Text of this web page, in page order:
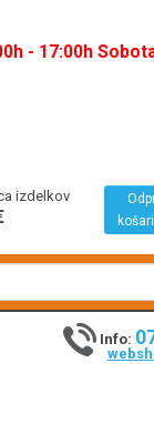
- 17:00h
izdelkov
Info: